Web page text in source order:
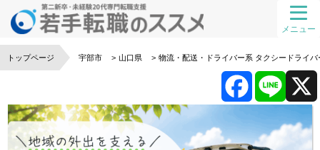
メニュー
トップページ 宇部市 山口県 物流・配送・ドライバー系 タクシードライバ
F